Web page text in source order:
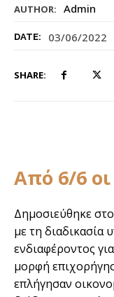
AUTHOR: Admin
DATE: 03/06/2022
SHARE:
Από 6/6 οι
Δημοσιεύθηκε στο
με τη
ενδιαφέροντος
μορφή
επλήγησαν